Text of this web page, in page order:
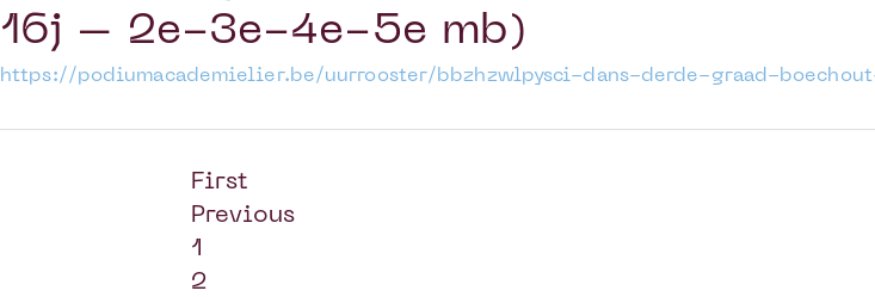
16j – 2e-3e-4e-5e mb)
https://podiumacademielier.be/uurrooster/bbzhzwlpysci-dans-derde-graad-
First
Previous
1
2